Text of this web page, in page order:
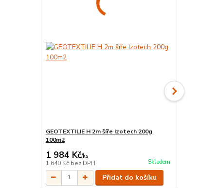
GEOTEXTILIE H 2m šíře Izotech 200g
100m2
1 984 Kč/ks
1 640 Kč bez DPH Skladem
Přidat do košíku